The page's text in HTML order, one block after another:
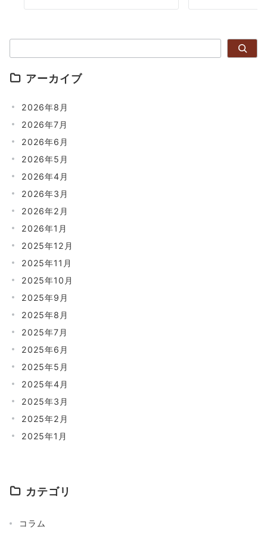
アーカイブ
2026年8月
2026年7月
2026年6月
2026年5月
2026年4月
2026年3月
2026年2月
2026年1月
2025年12月
2025年11月
2025年10月
2025年9月
2025年8月
2025年7月
2025年6月
2025年5月
2025年4月
2025年3月
2025年2月
2025年1月
カテゴリ
コラム